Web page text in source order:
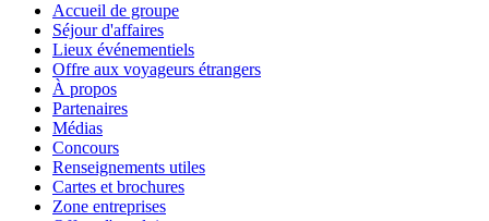
Accueil de groupe
Séjour d'affaires
Lieux événementiels
Offre aux voyageurs étrangers
À propos
Partenaires
Médias
Concours
Renseignements utiles
Cartes et brochures
Zone entreprises